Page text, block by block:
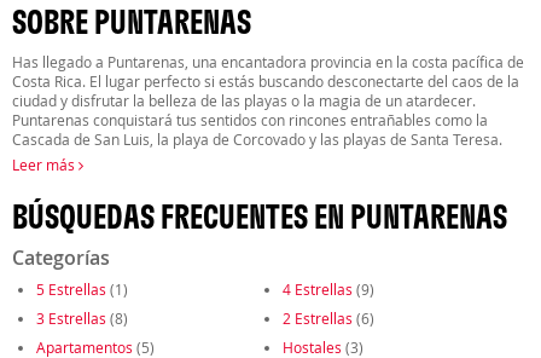
SOBRE PUNTARENAS
Has llegado a Puntarenas, una encantadora provincia en la costa pacífica de
Costa Rica. El lugar perfecto si estás buscando desconectarte del caos de la
ciudad y disfrutar la belleza de las playas o la magia de un atardecer.
Puntarenas conquistará tus sentidos con rincones entrañables como la
Cascada de San Luis, la playa de Corcovado y las playas de Santa Teresa.
Leer más
BÚSQUEDAS FRECUENTES EN PUNTARENAS
Categorías
5 Estrellas (1) 4 Estrellas (9)
3 Estrellas (8) 2 Estrellas (6)
Apartamentos (5) Hostales (3)